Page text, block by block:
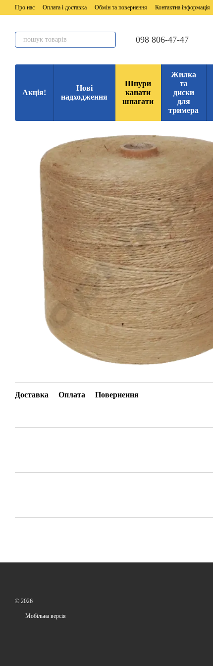
Перейти до основного контенту
Про нас Оплата і доставка Обмін та повернення Контактна інформація
098 806-47-47
Акція!
Нові
надходження
Шнури
канати
шпагати
Жилка
та
диски
для
тримера
Доставка Оплата Повернення
© 2026
Мобільна версія